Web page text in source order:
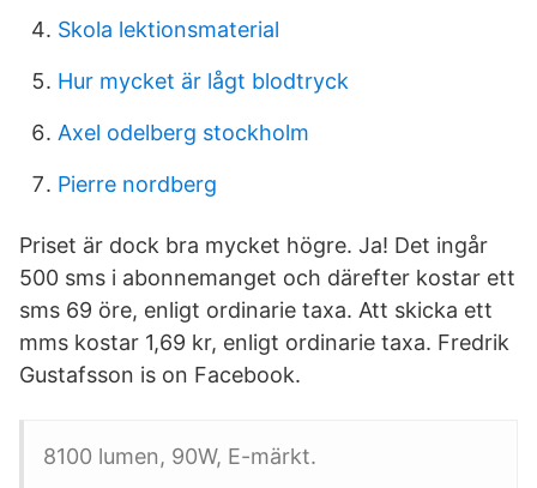
Skola lektionsmaterial
Hur mycket är lågt blodtryck
Axel odelberg stockholm
Pierre nordberg
Priset är dock bra mycket högre. Ja! Det ingår
500 sms i abonnemanget och därefter kostar ett
sms 69 öre, enligt ordinarie taxa. Att skicka ett
mms kostar 1,69 kr, enligt ordinarie taxa. Fredrik
Gustafsson is on Facebook.
8100 lumen, 90W, E-märkt.